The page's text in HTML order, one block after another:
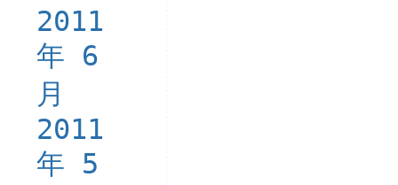
2011
年 6
月
2011
年 5